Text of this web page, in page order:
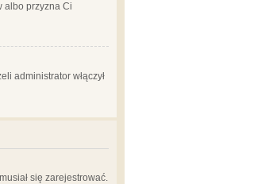
albo przyzna Ci
administrator włączył
się zarejestrować.